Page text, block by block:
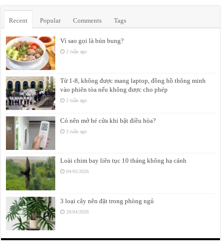
Recent Popular Comments Tags
Vì sao gọi là bún bung?
2 tuần ago
Từ 1-8, không được mang laptop, đồng hồ thông minh
vào phiên tòa nếu không được cho phép
2 tuần ago
Có nên mở hé cửa khi bật điều hòa?
3 tuần ago
Loài chim bay liên tục 10 tháng không hạ cánh
04/05/2026
3 loại cây nên đặt trong phòng ngủ
28/04/2026